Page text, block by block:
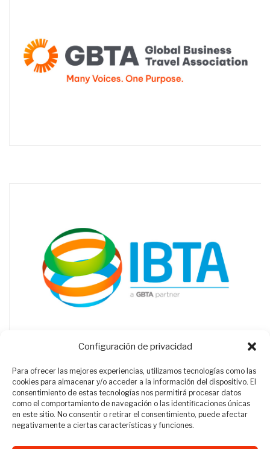
Configuración de privacidad
Para ofrecer las mejores experiencias, utilizamos tecnologías como las
cookies para almacenar y/o acceder a la información del dispositivo. El
consentimiento de estas tecnologías nos permitirá procesar datos
como el comportamiento de navegación o las identificaciones únicas
en este sitio. No consentir o retirar el consentimiento, puede afectar
negativamente a ciertas características y funciones.